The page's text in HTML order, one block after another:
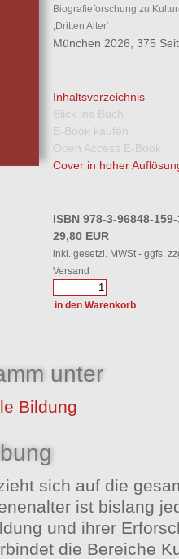
Biografieforschung zu
‚Dritten Alter‘
München 2026, 375
Inhaltsverzeichnis
Blick ins Buch
E-Book kaufen
Open Access E-Book
Cover in hoher
ISBN 978-3-96848-
29,80 EUR
inkl. gesetzl. MWSt - ggfs.
Versand
unter
Bildung
sich auf die
ist bislang
und ihrer
die Bereiche